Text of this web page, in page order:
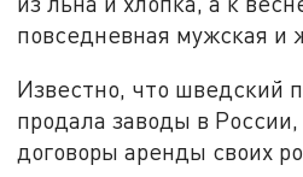
повседневная мужская и
Известно, что шведский
продала заводы в
договоры аренды своих